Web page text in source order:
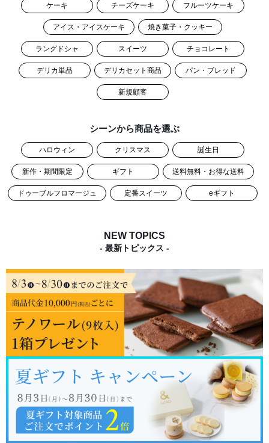
ケーキ チーズケーキ フルーツケーキ
アイス・アイスケーキ 焼き菓子・クッキー
ラングドシャ スイーツ チョコレート
デリカ単品 デリカセット商品 パン・ブレッド
新規顧客
シーンから商品を選ぶ
ハロウィン クリスマス 誕生日
新作・期間限定 ギフト 送料無料・お得な送料
ドゥーブルフロマージュ 定番スイーツ eギフト
NEW TOPICS
- 最新トピックス -